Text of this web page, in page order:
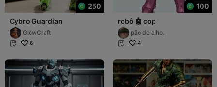
250
Cybro Guardian
GlowCraft
 6
100
robô 🤖 cop
pão de alho.
 4